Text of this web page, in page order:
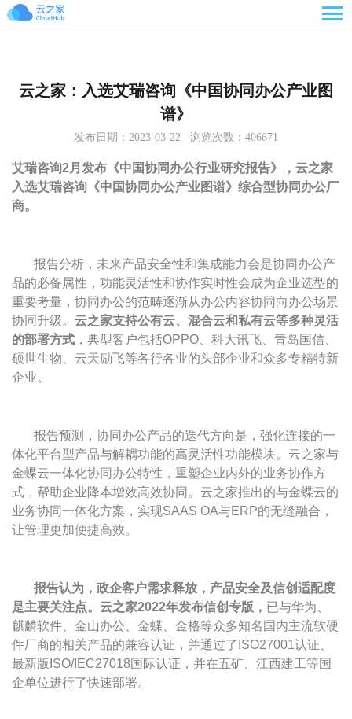

云之家：入选艾瑞咨询《中国协同办公产业图
谱》
发布日期：2023-03-22 浏览次数：406671
艾瑞咨询2月发布《中国协同办公行业研究报告》，云之家
入选艾瑞咨询《中国协同办公产业图谱》综合型协同办公厂
商。
报告分析，未来产品安全性和集成能力会是协同办公产
品的必备属性，功能灵活性和协作实时性会成为企业选型的
重要考量，协同办公的范畴逐渐从办公内容协同向办公场景
协同升级。 云之家支持公有云、混合云和私有云等多种灵活
的部署方式 ，典型客户包括OPPO、科大讯飞、青岛国信、
硕世生物、云天励飞等各行各业的头部企业和众多专精特新
企业。
报告预测，协同办公产品的迭代方向是，强化连接的一
体化平台型产品与解耦功能的高灵活性功能模块。云之家与
金蝶云一体化协同办公特性，重塑企业内外的业务协作方
式，帮助企业降本增效高效协同。云之家推出的与金蝶云的
业务协同一体化方案，实现SAAS OA与ERP的无缝融合，
让管理更加便捷高效。
报告认为，政企客户需求释放，产品安全及信创适配度
是主要关注点。云之家2022年发布信创专版， 已与华为、
麒麟软件、金山办公、金蝶、金格等众多知名国内主流软硬
件厂商的相关产品的兼容认证，并通过了ISO27001认证、
最新版ISO/IEC27018国际认证，并在五矿、江西建工等国
企单位进行了快速部署。